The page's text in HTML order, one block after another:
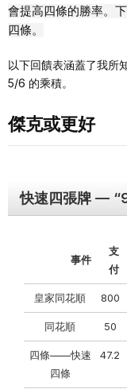
會提高四條的勝率。
四條。
以下回饋表涵蓋了我所
5/6 的乘積。
傑克或更好
快速四張牌 —
事件
支
付
皇家同花順 800
同花順 50
四條——快速
四條
47.2